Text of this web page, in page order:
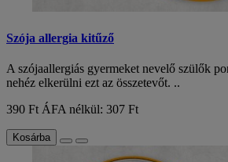
Szója allergia kitűző
A szójaallergiás gyermeket nevelő szülők
nehéz elkerülni ezt az összetevőt. ..
390 Ft ÁFA nélkül: 307 Ft
Kosárba